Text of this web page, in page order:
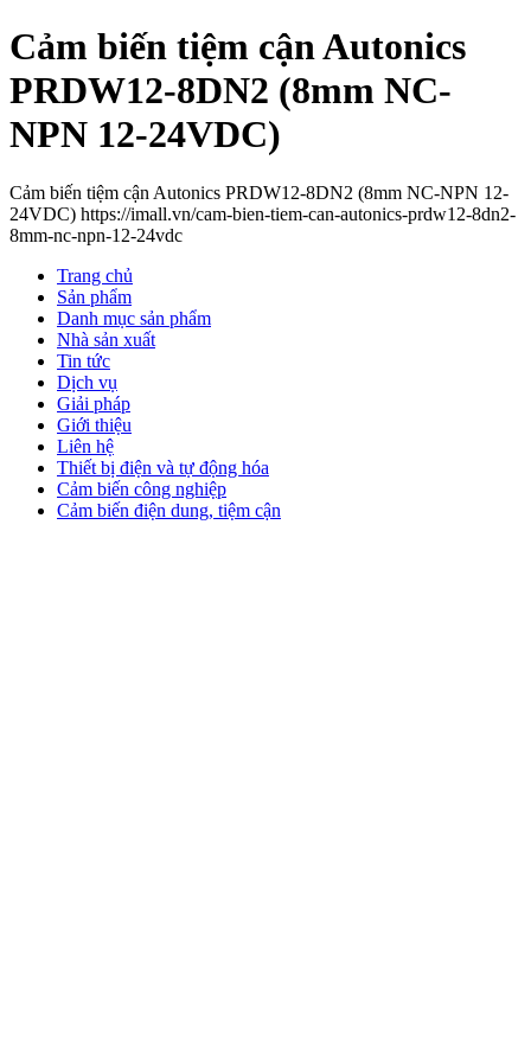
Cảm biến tiệm cận Autonics
PRDW12-8DN2 (8mm NC-
NPN 12-24VDC)
Cảm biến tiệm cận Autonics PRDW12-8DN2 (8mm NC-NPN 12-
24VDC) https://imall.vn/cam-bien-tiem-can-autonics-prdw12-8dn2-
8mm-nc-npn-12-24vdc
Trang chủ
Sản phẩm
Danh mục sản phẩm
Nhà sản xuất
Tin tức
Dịch vụ
Giải pháp
Giới thiệu
Liên hệ
Thiết bị điện và tự động hóa
Cảm biến công nghiệp
Cảm biến điện dung, tiệm cận